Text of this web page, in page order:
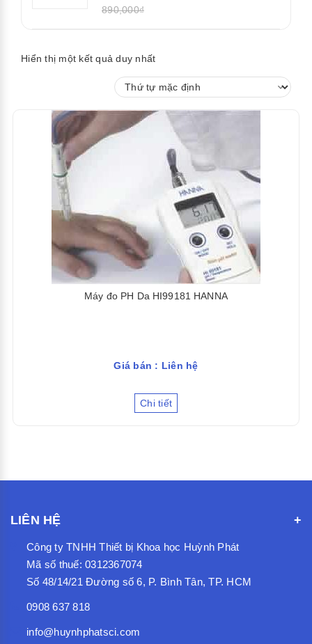
890,000₫
Hiển thị một kết quả duy nhất
Máy đo PH Da HI99181 HANNA
Giá bán : Liên hệ
Chi tiết
LIÊN HỆ
Công ty TNHH Thiết bị Khoa học Huỳnh Phát
Mã số thuế: 0312367074
Số 48/14/21 Đường số 6, P. Bình Tân, TP. HCM
0908 637 818
info@huynhphatsci.com